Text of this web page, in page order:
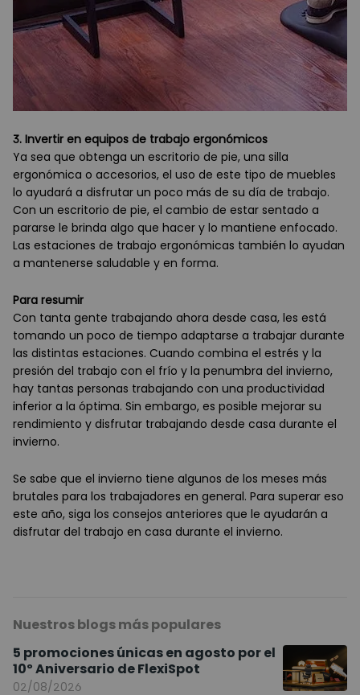
3. Invertir en equipos de trabajo ergonómicos
Ya sea que obtenga un escritorio de pie, una silla
ergonómica o accesorios, el uso de este tipo de muebles
lo ayudará a disfrutar un poco más de su día de trabajo.
Con un escritorio de pie, el cambio de estar sentado a
pararse le brinda algo que hacer y lo mantiene enfocado.
Las estaciones de trabajo ergonómicas también lo ayudan
a mantenerse saludable y en forma.
Para resumir
Con tanta gente trabajando ahora desde casa, les está
tomando un poco de tiempo adaptarse a trabajar durante
las distintas estaciones. Cuando combina el estrés y la
presión del trabajo con el frío y la penumbra del invierno,
hay tantas personas trabajando con una productividad
inferior a la óptima. Sin embargo, es posible mejorar su
rendimiento y disfrutar trabajando desde casa durante el
invierno.
Se sabe que el invierno tiene algunos de los meses más
brutales para los trabajadores en general. Para superar eso
este año, siga los consejos anteriores que le ayudarán a
disfrutar del trabajo en casa durante el invierno.
Nuestros blogs más populares
5 promociones únicas en agosto por el
10º Aniversario de FlexiSpot
02/08/2026